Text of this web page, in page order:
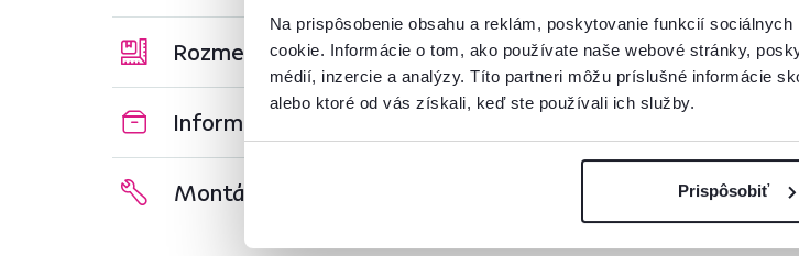
Na prispôsobenie obsahu a reklám, poskytovanie funkcií
cookie. Informácie o tom, ako používate naše webové stránky,
médií, inzercie a analýzy. Títo partneri môžu príslušné informácie
alebo ktoré od vás získali, keď ste používali ich služby.
Prispôsobiť
Rozmery a špecifikácie
Informácie o balení
Montážny návod